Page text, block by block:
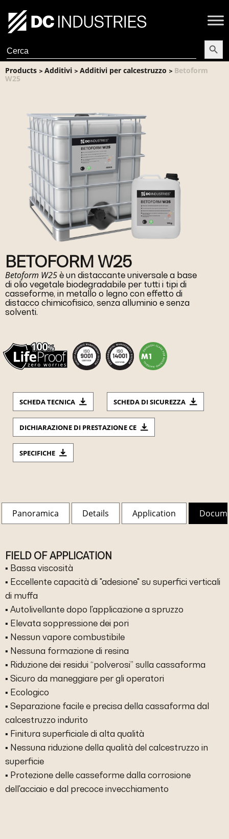
Search
for:
Search
Products > Additivi > Additivi per calcestruzzo > Betoform
W25
BETOFORM W25
Betoform W25 è un distaccante universale a base
di olio vegetale biodegradabile per tutti i tipi di
casseforme, in metallo o legno con effetto di
distacco chimicofisico, senza alluminio e senza
solventi.
SCHEDA TECNICA SCHEDA DI SICUREZZA
DICHIARAZIONE DI PRESTAZIONE CE
SPECIFICHE
Panoramica Details Application
FIELD OF APPLICATION
▪ Bassa viscosità
▪ Eccellente capacità di "adesione" su superfici verticali
di muffa
▪ Autolivellante dopo l'applicazione a spruzzo
▪ Elevata soppressione dei pori
▪ Nessun vapore combustibile
▪ Nessuna formazione di resina
▪ Riduzione dei residui “polverosi” sulla cassaforma
▪ Sicuro da maneggiare per gli operatori
▪ Ecologico
▪ Separazione facile e precisa della cassaforma dal
calcestruzzo indurito
▪ Finitura superficiale di alta qualità
▪ Nessuna riduzione della qualità del calcestruzzo in
superficie
▪ Protezione delle casseforme dalla corrosione
dell'acciaio e dal precoce invecchiamento